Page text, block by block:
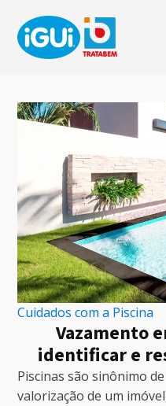
Cuidados com a Piscina
Vazamento
identificar e
Piscinas são sinônimo
valorização de um